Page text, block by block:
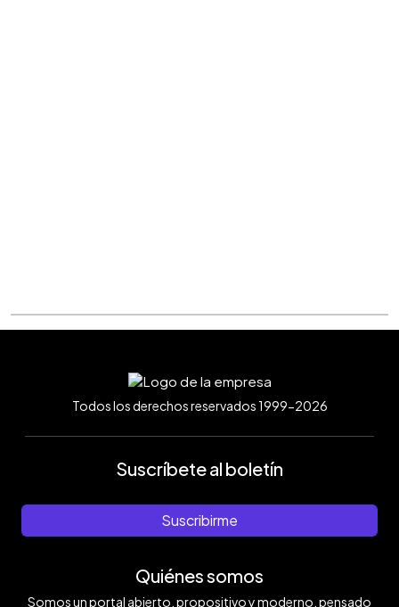
Todos los derechos reservados 1999-2026
Suscríbete al boletín
Suscribirme
Quiénes somos
Somos un portal abierto, propositivo y moderno, pensado